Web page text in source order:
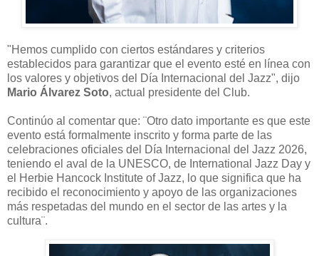
"Hemos cumplido con ciertos estándares y criterios
establecidos para garantizar que el evento esté en línea con
los valores y objetivos del Día Internacional del Jazz", dijo
Mario Álvarez Soto, actual presidente del Club.
Continúo al comentar que: ¨Otro dato importante es que este
evento está formalmente inscrito y forma parte de las
celebraciones oficiales del Día Internacional del Jazz 2026,
teniendo el aval de la UNESCO, de International Jazz Day y
el Herbie Hancock Institute of Jazz, lo que significa que ha
recibido el reconocimiento y apoyo de las organizaciones
más respetadas del mundo en el sector de las artes y la
cultura¨.